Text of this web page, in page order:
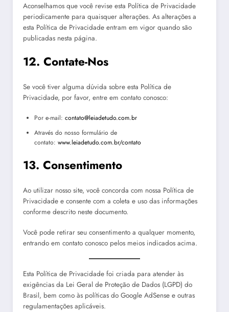
Aconselhamos que você revise esta Política de Privacidade
periodicamente para quaisquer alterações. As alterações a
esta Política de Privacidade entram em vigor quando são
publicadas nesta página.
12. Contate-Nos
Se você tiver alguma dúvida sobre esta Política de
Privacidade, por favor, entre em contato conosco:
Por e-mail: contato@leiadetudo.com.br
Através do nosso formulário de
contato: www.leiadetudo.com.br/contato
13. Consentimento
Ao utilizar nosso site, você concorda com nossa Política de
Privacidade e consente com a coleta e uso das informações
conforme descrito neste documento.
Você pode retirar seu consentimento a qualquer momento,
entrando em contato conosco pelos meios indicados acima.
Esta Política de Privacidade foi criada para atender às
exigências da Lei Geral de Proteção de Dados (LGPD) do
Brasil, bem como às políticas do Google AdSense e outras
regulamentações aplicáveis.